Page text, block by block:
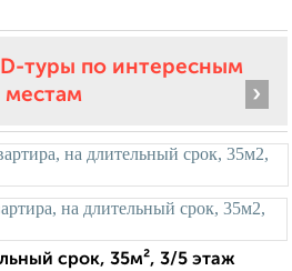
туры по интересным
местам
›
срок, 35м², 3/5 этаж